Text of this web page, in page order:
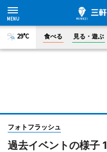
29°C 食べる 見る・遊ぶ
フォトフラッシュ
過去イベントの様子 1